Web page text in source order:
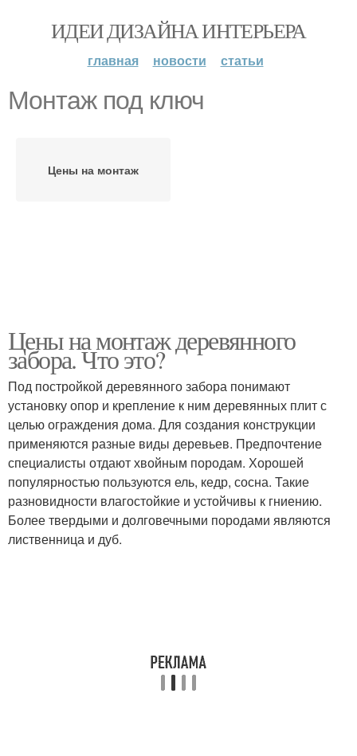
ИДЕИ ДИЗАЙНА ИНТЕРЬЕРА
главная новости статьи
Монтаж под ключ
Цены на монтаж
Цены на монтаж деревянного
забора. Что это?
Под постройкой деревянного забора понимают
установку опор и крепление к ним деревянных плит с
целью ограждения дома. Для создания конструкции
применяются разные виды деревьев. Предпочтение
специалисты отдают хвойным породам. Хорошей
популярностью пользуются ель, кедр, сосна. Такие
разновидности влагостойкие и устойчивы к гниению.
Более твердыми и долговечными породами являются
лиственница и дуб.